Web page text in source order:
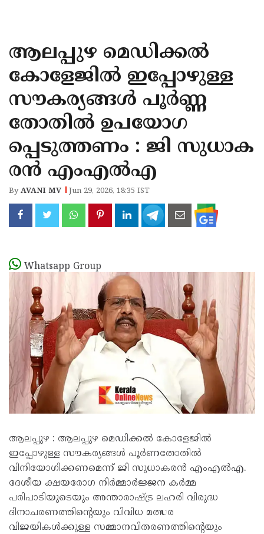
KANNUR
KASARAGOD
ആലപ്പുഴ മെഡിക്കൽ
കോളേജിൽ ഇപ്പോഴുള്ള
സൗകര്യങ്ങൾ പൂർണ്ണ
തോതിൽ ഉപയോഗ
പ്പെടുത്തണം : ജി സുധാക
രൻ എംഎൽഎ
ByAVANI MV Jun 29, 2026, 18:35 IST
Whatsapp Group
ആലപ്പുഴ : ആലപ്പുഴ മെഡിക്കൽ കോളേജിൽ
ഇപ്പോഴുള്ള സൗകര്യങ്ങൾ പൂർണതോതിൽ
വിനിയോഗിക്കണമെന്ന് ജി സുധാകരൻ എംഎൽഎ.
ദേശീയ ക്ഷയരോഗ നിർമ്മാർജ്ജന കർമ്മ
പരിപാടിയുടെയും അന്താരാഷ്ട്ര ലഹരി വിരുദ്ധ
ദിനാചരണത്തിന്റെയും വിവിധ മത്സര
വിജയികൾക്കുള്ള സമ്മാനവിതരണത്തിന്റെയും